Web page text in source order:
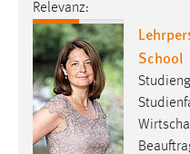
Relevanz:
School
Name:
site-language-
Zweck:
Das Cookie speichert
Cookie Laufzeit:
30 Tage